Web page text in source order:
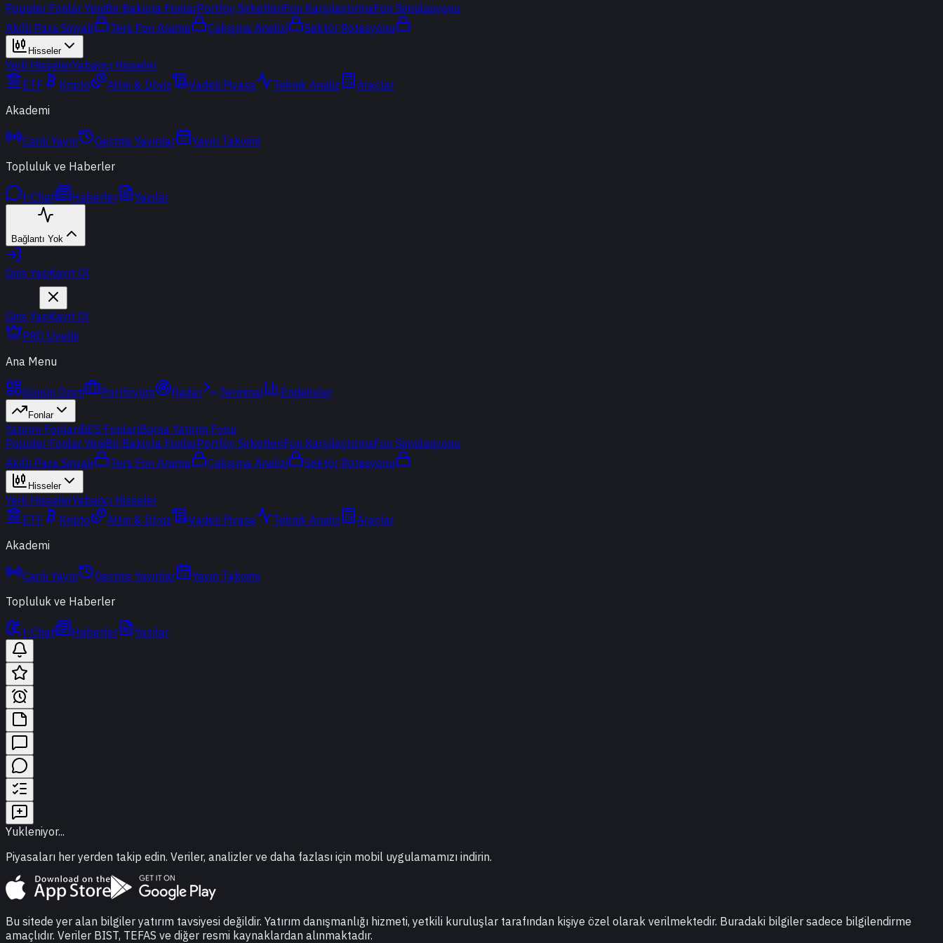
Popüler Fonlar YeniBir Bakışta FonlarPortföy ŞirketleriFon KarşılaştırmaFon Simülasyonu
Akıllı Para Sinyali
Ters Fon Arama Çakışma Analizi Sektör Rotasyonu
Hisseler
Yerli HisselerYabancı Hisseler
ETF
Kripto Altın & Döviz Vadeli Piyasa Teknik Analiz
Araçlar
Akademi
Canlı Yayın Geçmiş Yayınlar
Yayın Takvimi
Topluluk ve Haberler
t-Chat Haberler Yazılar
Bağlantı Yok
Giriş YapKayıt Ol
Giriş YapKayıt Ol
PRO Üyelik
Ana Menu
Günün Özeti Portföyüm Radar Terminal Endeksler
Fonlar
Yatırım FonlarıBES FonlarıBorsa Yatırım Fonu
Popüler Fonlar YeniBir Bakışta FonlarPortföy ŞirketleriFon KarşılaştırmaFon Simülasyonu
Akıllı Para Sinyali
Ters Fon Arama Çakışma Analizi Sektör Rotasyonu
Hisseler
Yerli HisselerYabancı Hisseler
ETF
Kripto Altın & Döviz Vadeli Piyasa Teknik Analiz
Araçlar
Akademi
Canlı Yayın Geçmiş Yayınlar
Yayın Takvimi
Topluluk ve Haberler
t-Chat Haberler Yazılar
Yukleniyor...
Piyasaları her yerden takip edin. Veriler, analizler ve daha fazlası için mobil uygulamamızı indirin.
Bu sitede yer alan bilgiler yatırım tavsiyesi değildir. Yatırım danışmanlığı hizmeti, yetkili kuruluşlar tarafından kişiye özel olarak verilmektedir. Buradaki bilgiler sadece bilgilendirme
amaçlıdır. Veriler BIST, TEFAS ve diğer resmi kaynaklardan alınmaktadır.